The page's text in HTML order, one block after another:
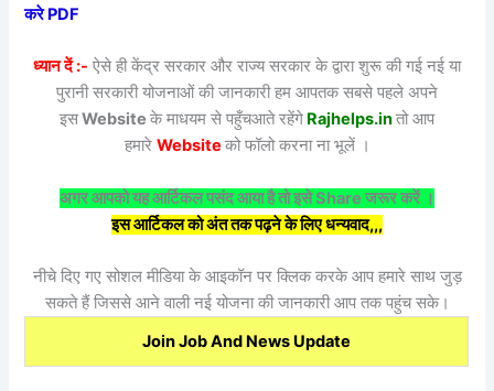
करे PDF
ध्यान दें :- ऐसे ही केंद्र सरकार और राज्य सरकार के द्वारा शुरू की गई नई या
पुरानी सरकारी योजनाओं की जानकारी हम आपतक सबसे पहले अपने
इसWebsite के माधयम से पहुँचआते रहेंगे Rajhelps.inतो आप
हमारे Website को फॉलो करना ना भूलें ।
अगर आपको यह आर्टिकल पसंद आया है तो इसे Share जरूर करें ।
इस आर्टिकल को अंत तक पढ़ने के लिए धन्यवाद,,,
नीचे दिए गए सोशल मीडिया के आइकॉन पर क्लिक करके आप हमारे साथ जुड़
सकते हैं जिससे आने वाली नई योजना की जानकारी आप तक पहुंच सके।
Join Job And News Update